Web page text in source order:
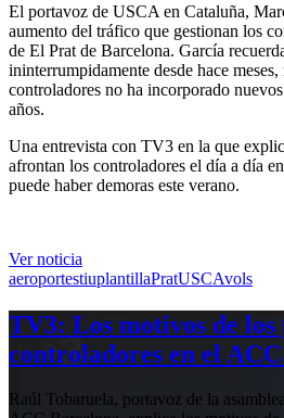
El portavoz de USCA en Cataluña,
aumento del tráfico que gestionan los
de El Prat de Barcelona. García
ininterrumpidamente desde hace
controladores no ha incorporado
años.
Una entrevista con TV3 en la que
afrontan los controladores el día a día
puede haber demoras este verano.
Ver noticia
aeroportestiuplantillaPratUSCAvols
TV3: Los motivos de los
controladores en el
Raúl Tobaruela, portavoz de la